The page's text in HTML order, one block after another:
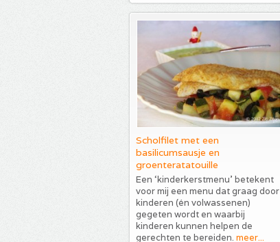
Scholfilet met een
basilicumsausje en
groenteratatouille
Een ‘kinderkerstmenu’ betekent
voor mij een menu dat graag door
kinderen (én volwassenen)
gegeten wordt en waarbij
kinderen kunnen helpen de
gerechten te bereiden. meer...